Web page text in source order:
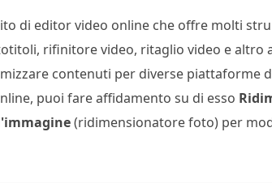
di editor video online che offre molti
rifinitore video, ritaglio video e altro
contenuti per diverse piattaforme
puoi fare affidamento su di esso
(ridimensionatore foto) per